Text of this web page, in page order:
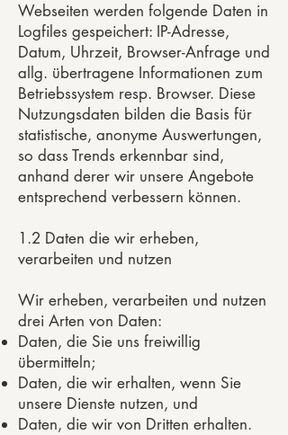
Webseiten werden folgende Daten in
Logfiles gespeichert: IP-Adresse,
Datum, Uhrzeit, Browser-Anfrage und
allg. übertragene Informationen zum
Betriebssystem resp. Browser. Diese
Nutzungsdaten bilden die Basis für
statistische, anonyme Auswertungen,
so dass Trends erkennbar sind,
anhand derer wir unsere Angebote
entsprechend verbessern können.
1.2 Daten die wir erheben,
verarbeiten und nutzen
Wir erheben, verarbeiten und nutzen
drei Arten von Daten:
Daten, die Sie uns freiwillig
übermitteln;
Daten, die wir erhalten, wenn Sie
unsere Dienste nutzen, und
Daten, die wir von Dritten erhalten.